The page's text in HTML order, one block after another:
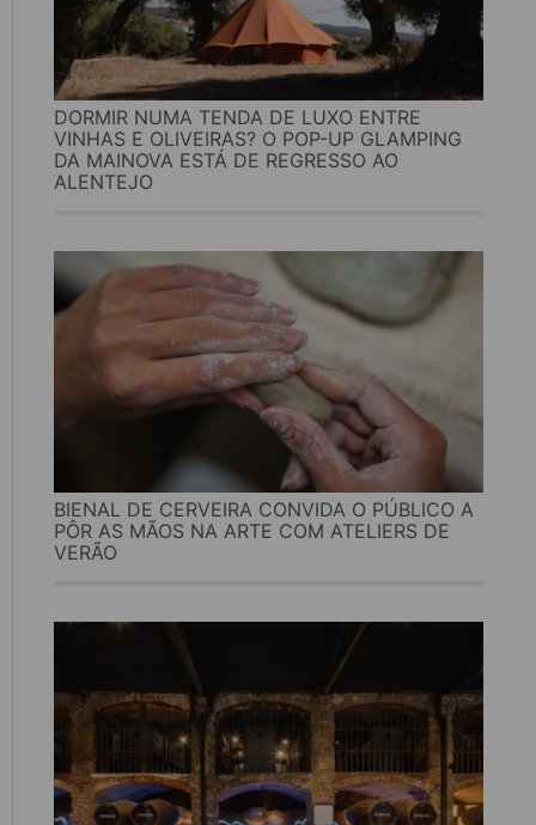
DORMIR NUMA TENDA DE LUXO ENTRE
VINHAS E OLIVEIRAS? O POP-UP GLAMPING
DA MAINOVA ESTÁ DE REGRESSO AO
ALENTEJO
BIENAL DE CERVEIRA CONVIDA O PÚBLICO A
PÔR AS MÃOS NA ARTE COM ATELIERS DE
VERÃO